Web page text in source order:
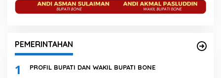
PEMERINTAHAN
1 PROFIL BUPATI DAN WAKIL BUPATI BONE